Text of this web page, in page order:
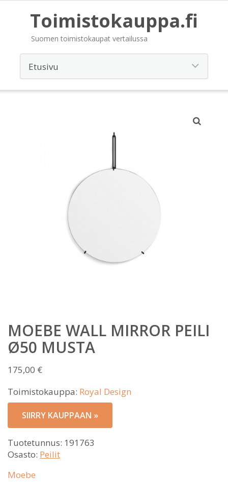
Toimistokauppa.fi
Suomen toimistokaupat vertailussa
MOEBE WALL MIRROR PEILI
Ø50 MUSTA
175,00 €
Toimistokauppa: Royal Design
SIIRRY KAUPPAAN »
Tuotetunnus: 191763
Osasto: Peilit
Moebe